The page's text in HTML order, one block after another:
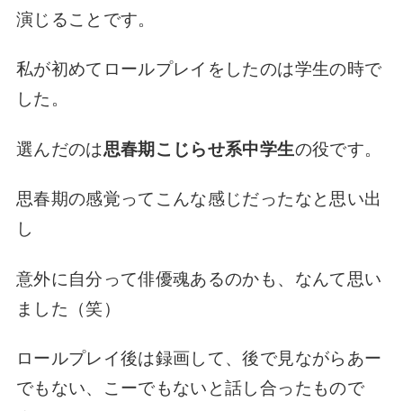
演じることです。
私が初めてロールプレイをしたのは学生の時で
した。
選んだのは思春期こじらせ系中学生の役です。
思春期の感覚ってこんな感じだったなと思い出
し
意外に自分って俳優魂あるのかも、なんて思い
ました（笑）
ロールプレイ後は録画して、後で見ながらあー
でもない、こーでもないと話し合ったもので